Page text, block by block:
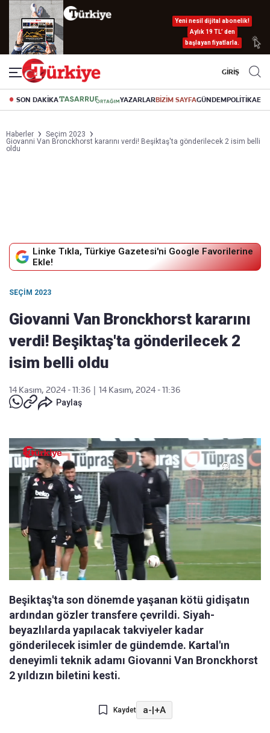
Yeni nesil dijital abonelik!
Aylık 19 TL’ den
başlayan fiyatlarla.
GİRİŞ
SON DAKİKA YAZARLARBİZİM SAYFAGÜNDEMPOLİTİKA
Haberler
Seçim 2023
Giovanni Van Bronckhorst kararını verdi! Beşiktaş'ta gönderilecek 2 isim belli
oldu
Linke Tıkla, Türkiye Gazetesi'ni Google Favorilerine
Ekle!
SEÇIM 2023
Giovanni Van Bronckhorst kararını
verdi! Beşiktaş'ta gönderilecek 2
isim belli oldu
14 Kasım, 2024 - 11:36
14 Kasım, 2024 - 11:36
Paylaş
Beşiktaş'ta son dönemde yaşanan kötü gidişatın
ardından gözler transfere çevrildi. Siyah-
beyazlılarda yapılacak takviyeler kadar
gönderilecek isimler de gündemde. Kartal'ın
deneyimli teknik adamı Giovanni Van Bronckhorst
2 yıldızın biletini kesti.
Kaydet a-|+A